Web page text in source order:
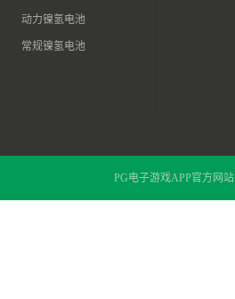
动力镍氢电池
常规镍氢电池
PG电子游戏APP官方网站